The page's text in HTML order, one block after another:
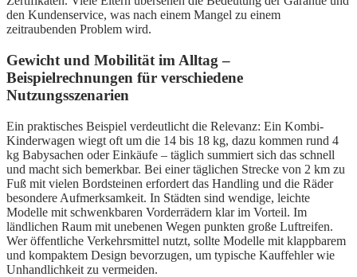
den Kundenservice, was nach einem Mangel zu einem
zeitraubenden Problem wird.
Gewicht und Mobilität im Alltag –
Beispielrechnungen für verschiedene
Nutzungsszenarien
Ein praktisches Beispiel verdeutlicht die Relevanz: Ein Kombi-
Kinderwagen wiegt oft um die 14 bis 18 kg, dazu kommen rund 4
kg Babysachen oder Einkäufe – täglich summiert sich das schnell
und macht sich bemerkbar. Bei einer täglichen Strecke von 2 km zu
Fuß mit vielen Bordsteinen erfordert das Handling und die Räder
besondere Aufmerksamkeit. In Städten sind wendige, leichte
Modelle mit schwenkbaren Vorderrädern klar im Vorteil. Im
ländlichen Raum mit unebenen Wegen punkten große Luftreifen.
Wer öffentliche Verkehrsmittel nutzt, sollte Modelle mit klappbarem
und kompaktem Design bevorzugen, um typische Kauffehler wie
Unhandlichkeit zu vermeiden.